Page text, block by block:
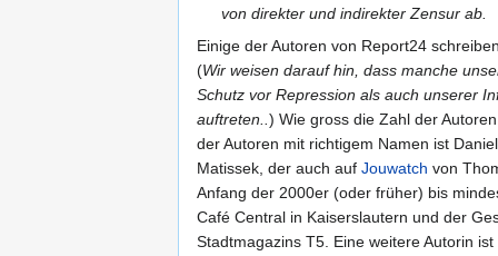
von direkter und indirekter Zensur ab.
Einige der Autoren von Report24
(Wir weisen darauf hin, dass manche
Schutz vor Repression als auch unserer
auftreten..) Wie gross die Zahl der
der Autoren mit richtigem Namen ist
Matissek, der auch auf Jouwatch von
Anfang der 2000er (oder früher) bis
Café Central in Kaiserslautern und der
Stadtmagazins T5. Eine weitere Autorin